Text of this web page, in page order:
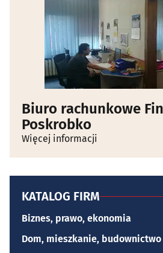
Biuro rachunkowe
Poskrobko
Więcej informacji
KATALOG FIRM
Biznes, prawo, ekonomia
Dom, mieszkanie, budownictwo